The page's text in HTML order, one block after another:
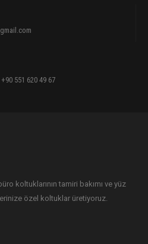
551 620 49 67
koltuklarının tamiri bakımı ve yüz
özel koltuklar üretiyoruz.